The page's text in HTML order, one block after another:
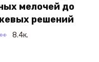
мелочей до
решений
8.4к.